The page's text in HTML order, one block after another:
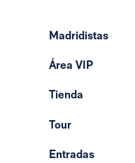
Madridistas
Área VIP
Tienda
Tour
Entradas